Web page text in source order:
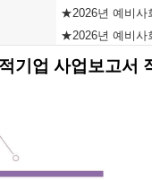
★2026년 예비사
★2026년 예비사